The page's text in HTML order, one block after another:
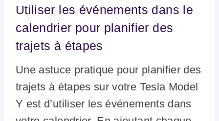
Utiliser les événements dans le
calendrier pour planifier des
trajets à étapes
Une astuce pratique pour planifier des
trajets à étapes sur votre Tesla Model
Y est d’utiliser les événements dans